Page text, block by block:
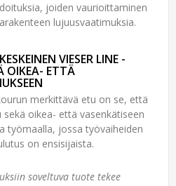
joiden vaurioittaminen
lujuusvaatimuksia.
VIESER LINE -
OIKEA- ETTÄ
merkittävä etu on se, että
oikea- että vasenkätiseen
työmaalla, jossa työvaiheiden
on ensisijaista.
soveltuva tuote tekee